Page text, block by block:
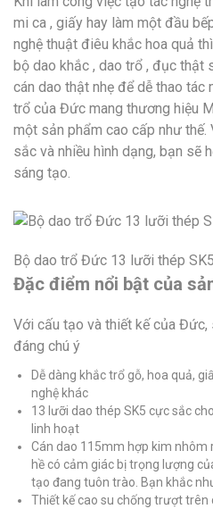
mi ca , giấy hay làm một đầu
nghệ thuật điêu khắc hoa quả
bộ dao khắc , dao trổ , đục thật
cán dao thật nhẹ để dễ thao tác
trổ của Đức mang thương hiệu
một sản phẩm cao cấp như
sắc và nhiều hình dạng, bạn sẽ
sáng tạo.
Bộ dao trổ Đức 13 lưỡi thép
Đặc điểm nổi bật của
Với cấu tạo và thiết kế của Đức,
đáng chú ý
Dễ dàng khắc trổ gỗ, hoa quả,
nghệ khác
13 lưỡi dao thép SK5 cực sắc
linh hoạt
Cán dao 115mm hợp kim nhôm
hề có cảm giác bị trọng lượng
tạo đang tuôn trào. Bạn khắc
Thiết kế cao su chống trượt